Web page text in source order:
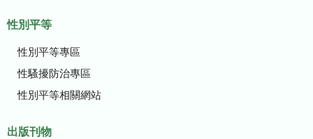
性別平等
性別平等專區
性騷擾防治專區
性別平等相關網站
出版刊物